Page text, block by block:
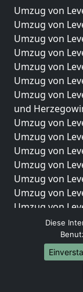
Umzug von
Umzug von
Umzug von
Umzug von
Umzug von
Umzug von
Umzug von
und
Umzug von
Umzug von
Umzug von
Umzug von
Umzug von
Umzug von
Umzug von
Umzug von
Umzug von
Umzug von
Umzug von
Umzug von
Diese